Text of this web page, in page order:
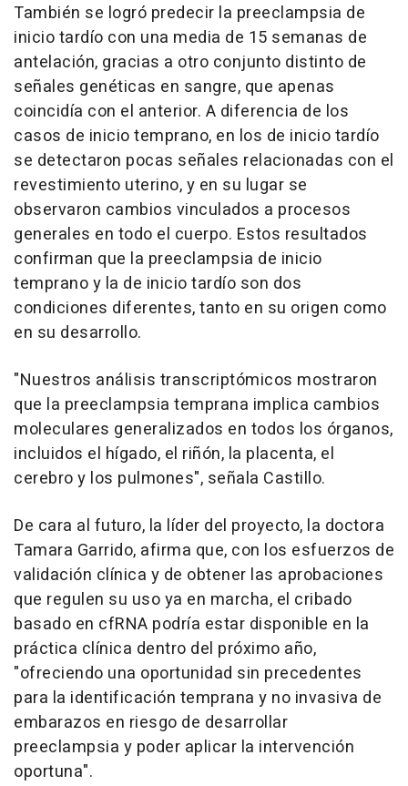
También se logró predecir la preeclampsia de
inicio tardío con una media de 15 semanas de
antelación, gracias a otro conjunto distinto de
señales genéticas en sangre, que apenas
coincidía con el anterior. A diferencia de los
casos de inicio temprano, en los de inicio tardío
se detectaron pocas señales relacionadas con el
revestimiento uterino, y en su lugar se
observaron cambios vinculados a procesos
generales en todo el cuerpo. Estos resultados
confirman que la preeclampsia de inicio
temprano y la de inicio tardío son dos
condiciones diferentes, tanto en su origen como
en su desarrollo.
"Nuestros análisis transcriptómicos mostraron
que la preeclampsia temprana implica cambios
moleculares generalizados en todos los órganos,
incluidos el hígado, el riñón, la placenta, el
cerebro y los pulmones", señala Castillo.
De cara al futuro, la líder del proyecto, la doctora
Tamara Garrido, afirma que, con los esfuerzos de
validación clínica y de obtener las aprobaciones
que regulen su uso ya en marcha, el cribado
basado en cfRNA podría estar disponible en la
práctica clínica dentro del próximo año,
"ofreciendo una oportunidad sin precedentes
para la identificación temprana y no invasiva de
embarazos en riesgo de desarrollar
preeclampsia y poder aplicar la intervención
oportuna".